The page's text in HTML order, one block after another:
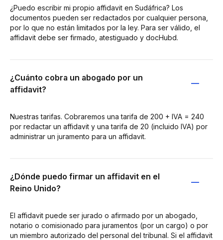
¿Puedo escribir mi propio affidavit en Sudáfrica? Los
documentos pueden ser redactados por cualquier persona,
por lo que no están limitados por la ley. Para ser válido, el
affidavit debe ser firmado, atestiguado y docHubd.
¿Cuánto cobra un abogado por un
affidavit?
Nuestras tarifas. Cobraremos una tarifa de 200 + IVA = 240
por redactar un affidavit y una tarifa de 20 (incluido IVA) por
administrar un juramento para un affidavit.
¿Dónde puedo firmar un affidavit en el
Reino Unido?
El affidavit puede ser jurado o afirmado por un abogado,
notario o comisionado para juramentos (por un cargo) o por
un miembro autorizado del personal del tribunal. Si el affidavit